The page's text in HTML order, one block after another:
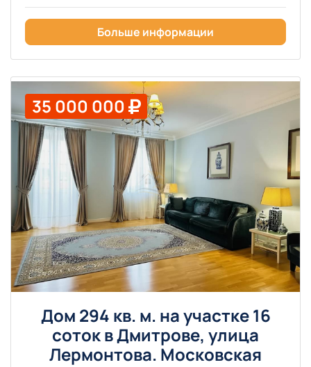
Больше информации
35 000 000
Дом 294 кв. м. на участке 16
соток в Дмитрове, улица
Лермонтова. Московская